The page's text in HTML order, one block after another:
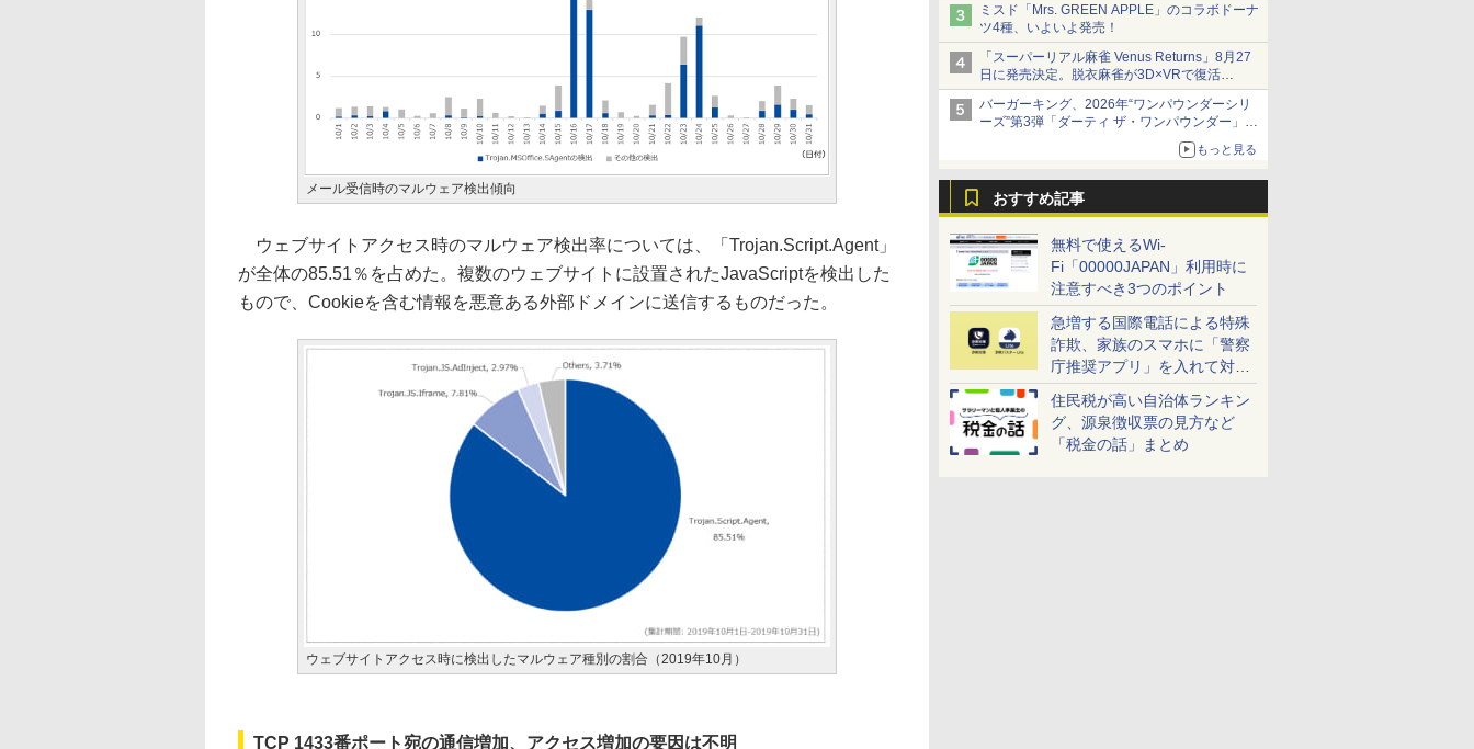
ミスド「Mrs. GREEN APPLE」のコラボドーナ
ツ4種、いよいよ発売！
「スーパーリアル麻雀 Venus Returns」8月27
日に発売決定。脱衣麻雀が3D×VRで復活
発売から2週間は20%オフになるセールが実施
バーガーキング、2026年“ワンパウンダーシリ
ーズ”第3弾「ダーティ ザ・ワンパウンダー」を
「特製ガーリックマヨソース」を使用した超大
もっと見る
おすすめ記事
無料で使えるWi-
Fi「00000JAPAN」利用時に
注意すべき3つのポイント
急増する国際電話による特殊
詐欺、家族のスマホに「警察
庁推奨アプリ」を入れて対策
しよう！
住民税が高い自治体ランキン
グ、源泉徴収票の見方など
「税金の話」まとめ
メール受信時のマルウェア検出傾向
ウェブサイトアクセス時のマルウェア検出率については、「Trojan.Script.Agent」
が全体の85.51％を占めた。複数のウェブサイトに設置されたJavaScriptを検出した
もので、Cookieを含む情報を悪意ある外部ドメインに送信するものだった。
ウェブサイトアクセス時に検出したマルウェア種別の割合（2019年10月）
TCP 1433番ポート宛の通信増加、アクセス増加の要因は不明